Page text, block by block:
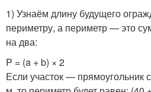
1) Узнаём длину будущего
периметру, а периметр — это
на два:
P = (a + b) × 2
Если участок — прямоугольник